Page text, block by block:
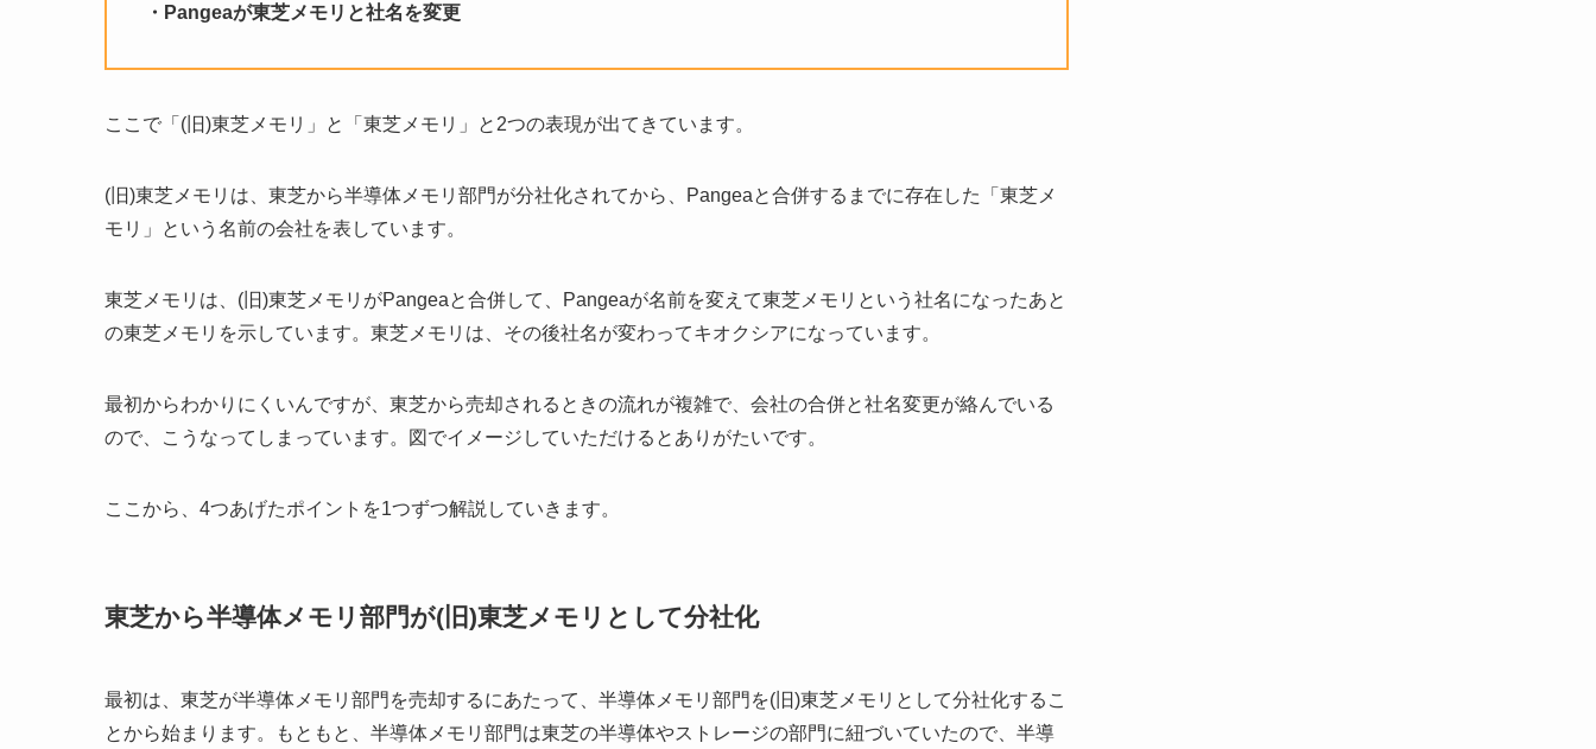
・Pangeaが東芝メモリと社名を変更
ここで「(旧)東芝メモリ」と「東芝メモリ」と2つの表現が出てきています。
(旧)東芝メモリは、東芝から半導体メモリ部門が分社化されてから、Pangeaと合併するまでに存在した「東芝メ
モリ」という名前の会社を表しています。
東芝メモリは、(旧)東芝メモリがPangeaと合併して、Pangeaが名前を変えて東芝メモリという社名になったあと
の東芝メモリを示しています。東芝メモリは、その後社名が変わってキオクシアになっています。
最初からわかりにくいんですが、東芝から売却されるときの流れが複雑で、会社の合併と社名変更が絡んでいる
ので、こうなってしまっています。図でイメージしていただけるとありがたいです。
ここから、4つあげたポイントを1つずつ解説していきます。
東芝から半導体メモリ部門が(旧)東芝メモリとして分社化
最初は、東芝が半導体メモリ部門を売却するにあたって、半導体メモリ部門を(旧)東芝メモリとして分社化するこ
とから始まります。もともと、半導体メモリ部門は東芝の半導体やストレージの部門に紐づいていたので、半導